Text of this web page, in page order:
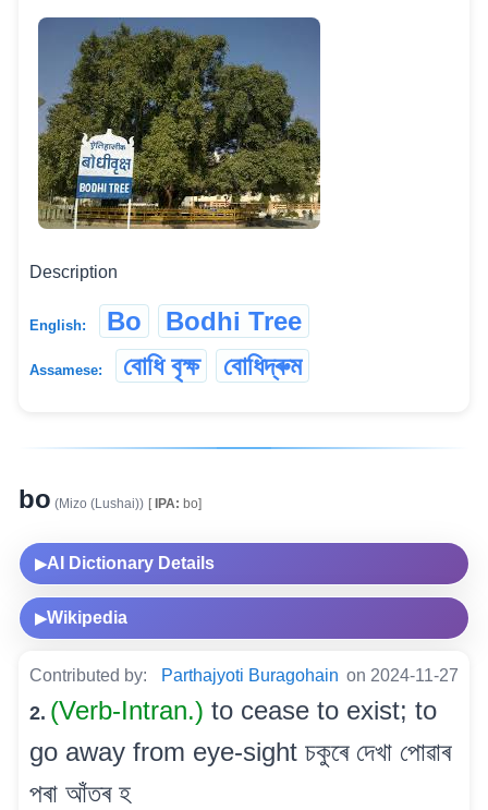
Description
English: Bo Bodhi Tree
Assamese: বোধি বৃক্ষ বোধিদ্ৰুম
bo (Mizo (Lushai)) [IPA: bo]
▶AI Dictionary Details
▶Wikipedia
Contributed by: Parthajyoti Buragohain on 2024-11-27
2. (Verb-Intran.) to cease to exist; to
go away from eye-sight চকুৰে দেখা পোৱাৰ
পৰা আঁতৰ হ